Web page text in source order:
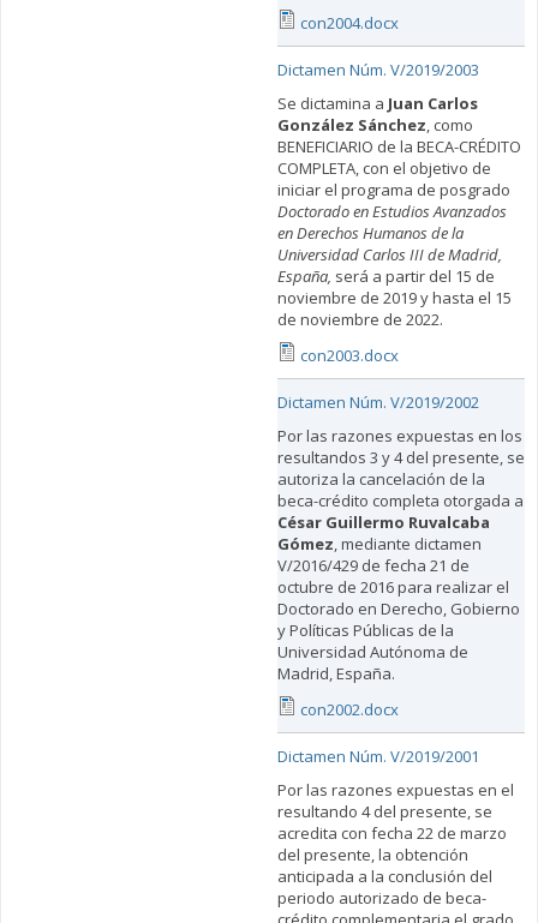
con2004.docx
Dictamen Núm. V/2019/2003
Se dictamina a Juan Carlos
González Sánchez, como
BENEFICIARIO de la BECA-CRÉDITO
COMPLETA, con el objetivo de
iniciar el programa de posgrado
Doctorado en Estudios Avanzados
en Derechos Humanos de la
Universidad Carlos III de Madrid,
España, será a partir del 15 de
noviembre de 2019 y hasta el 15
de noviembre de 2022.
con2003.docx
Dictamen Núm. V/2019/2002
Por las razones expuestas en los
resultandos 3 y 4 del presente, se
autoriza la cancelación de la
beca-crédito completa otorgada a
César Guillermo Ruvalcaba
Gómez, mediante dictamen
V/2016/429 de fecha 21 de
octubre de 2016 para realizar el
Doctorado en Derecho, Gobierno
y Políticas Públicas de la
Universidad Autónoma de
Madrid, España.
con2002.docx
Dictamen Núm. V/2019/2001
Por las razones expuestas en el
resultando 4 del presente, se
acredita con fecha 22 de marzo
del presente, la obtención
anticipada a la conclusión del
periodo autorizado de beca-